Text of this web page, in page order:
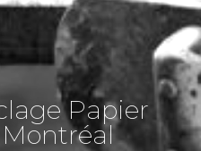
Papier